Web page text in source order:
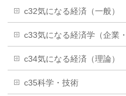
c32気になる経済（一般）
c33気になる経済学（企業
c34気になる経済（理論）
c35科学・技術